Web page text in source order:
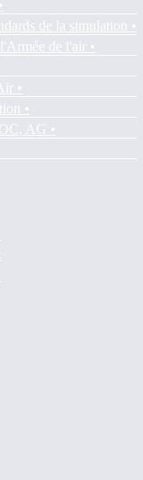
de la simulation •
de l'air •
•
•
AG •